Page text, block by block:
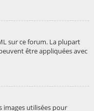
sur ce forum. La plupart
être appliquées avec
images utilisées pour